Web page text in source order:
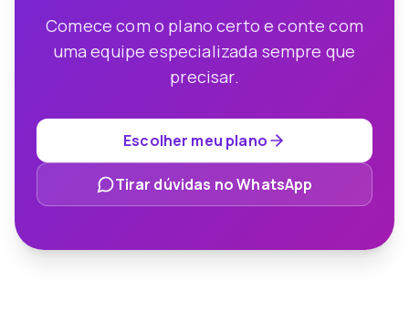
Comece com o plano certo e conte com
uma equipe especializada sempre que
precisar.
Escolher meu plano
Tirar dúvidas no WhatsApp